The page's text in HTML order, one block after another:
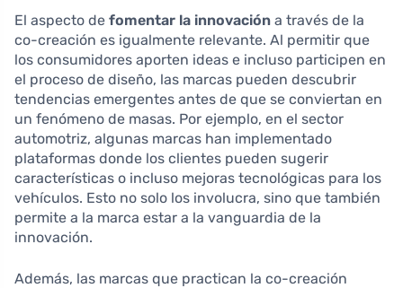
El aspecto de fomentar la innovación a través de la
co-creación es igualmente relevante. Al permitir que
los consumidores aporten ideas e incluso participen en
el proceso de diseño, las marcas pueden descubrir
tendencias emergentes antes de que se conviertan en
un fenómeno de masas. Por ejemplo, en el sector
automotriz, algunas marcas han implementado
plataformas donde los clientes pueden sugerir
características o incluso mejoras tecnológicas para los
vehículos. Esto no solo los involucra, sino que también
permite a la marca estar a la vanguardia de la
innovación.
Además, las marcas que practican la co-creación